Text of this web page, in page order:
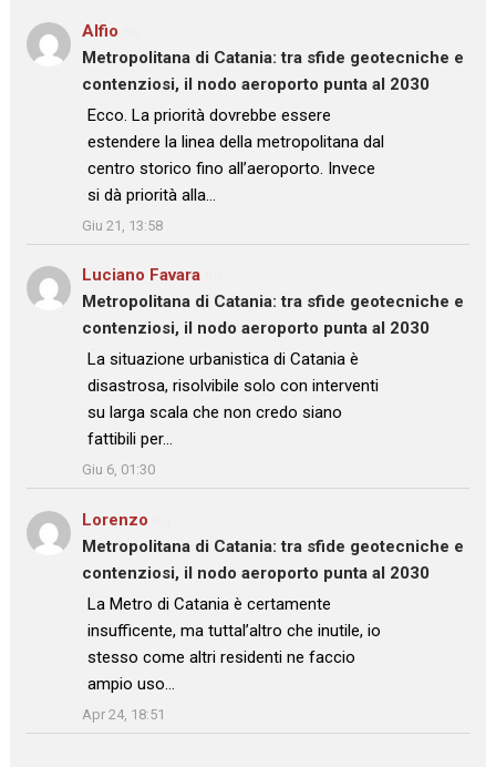
Alfio
Metropolitana di Catania: tra sfide geotecniche e
contenziosi, il nodo aeroporto punta al 2030
: “
Ecco. La priorità dovrebbe essere
estendere la linea della metropolitana dal
centro storico fino all’aeroporto. Invece
si dà priorità alla…
”
Giu 21, 13:58
Luciano Favara
Metropolitana di Catania: tra sfide geotecniche e
contenziosi, il nodo aeroporto punta al 2030
: “La situazione urbanistica di Catania è
disastrosa, risolvibile solo con interventi
su larga scala che non credo siano
fattibili per…
”
Giu 6, 01:30
Lorenzo
Metropolitana di Catania: tra sfide geotecniche e
contenziosi, il nodo aeroporto punta al 2030
: “La Metro di Catania è certamente
insufficente, ma tuttal’altro che inutile, io
stesso come altri residenti ne faccio
ampio uso…
”
Apr 24, 18:51